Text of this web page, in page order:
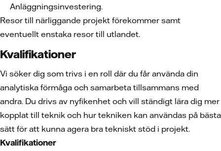
Anläggningsinvestering.
Resor till närliggande projekt förekommer samt
eventuellt enstaka resor till utlandet.
Kvalifikationer
Vi söker dig som trivs i en roll där du får använda din
analytiska förmåga och samarbeta tillsammans med
andra. Du drivs av nyfikenhet och vill ständigt lära dig mer
kopplat till teknik och hur tekniken kan användas på bästa
sätt för att kunna agera bra tekniskt stöd i projekt.
Kvalifikationer